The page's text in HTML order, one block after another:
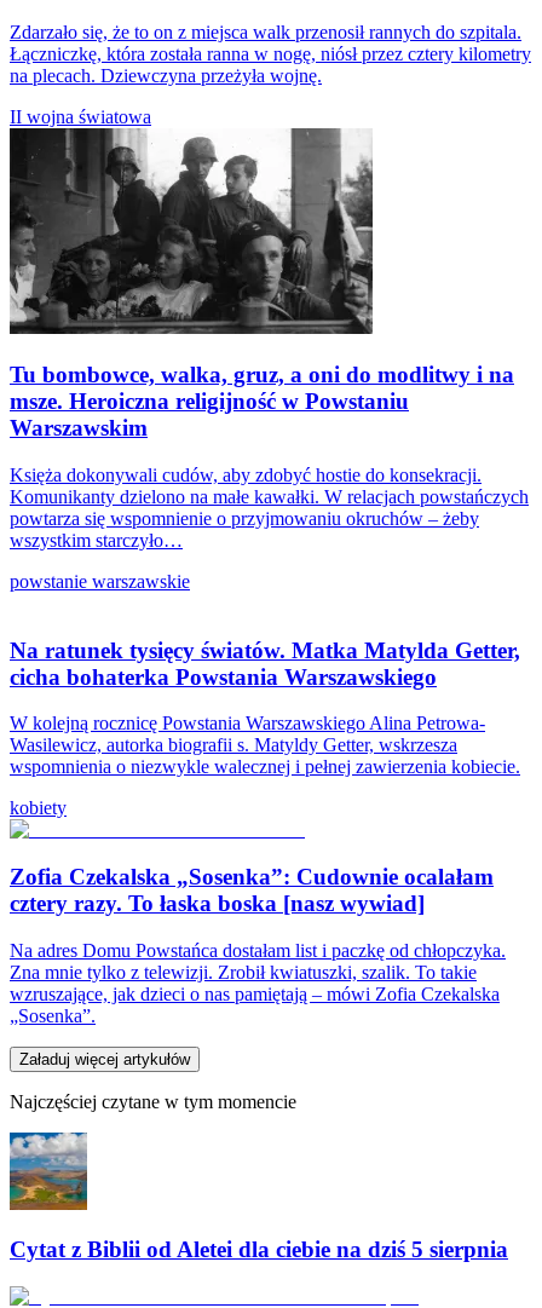
Zdarzało się, że to on z miejsca walk przenosił rannych do szpitala.
Łączniczkę, która została ranna w nogę, niósł przez cztery kilometry
na plecach. Dziewczyna przeżyła wojnę.
II wojna światowa
Tu bombowce, walka, gruz, a oni do modlitwy i na
msze. Heroiczna religijność w Powstaniu
Warszawskim
Księża dokonywali cudów, aby zdobyć hostie do konsekracji.
Komunikanty dzielono na małe kawałki. W relacjach powstańczych
powtarza się wspomnienie o przyjmowaniu okruchów – żeby
wszystkim starczyło…
powstanie warszawskie
Na ratunek tysięcy światów. Matka Matylda Getter,
cicha bohaterka Powstania Warszawskiego
W kolejną rocznicę Powstania Warszawskiego Alina Petrowa-
Wasilewicz, autorka biografii s. Matyldy Getter, wskrzesza
wspomnienia o niezwykle walecznej i pełnej zawierzenia kobiecie.
kobiety
Zofia Czekalska „Sosenka”: Cudownie ocalałam
cztery razy. To łaska boska [nasz wywiad]
Na adres Domu Powstańca dostałam list i paczkę od chłopczyka.
Zna mnie tylko z telewizji. Zrobił kwiatuszki, szalik. To takie
wzruszające, jak dzieci o nas pamiętają – mówi Zofia Czekalska
„Sosenka”.
Załaduj więcej artykułów
Najczęściej czytane w tym momencie
Cytat z Biblii od Aletei dla ciebie na dziś 5 sierpnia